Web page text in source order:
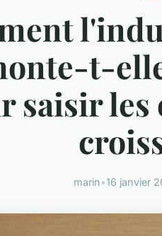
t-
saisir
marin•16 janvier